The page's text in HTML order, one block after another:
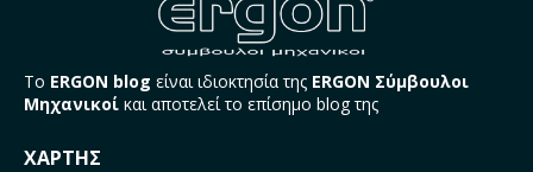
Το ERGON blog είναι ιδιοκτησία της ERGON Σύμβουλοι
Μηχανικοί και αποτελεί το επίσημο blog της
ΧΑΡΤΗΣ